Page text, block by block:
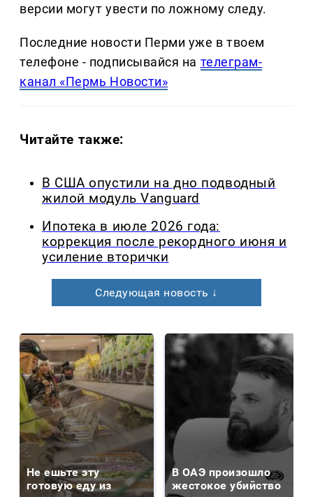
версии могут увести по ложному следу.
Последние новости Перми уже в твоем
телефоне - подписывайся на телеграм-
канал «Пермь Новости»
Читайте также:
В США опустили на дно подводный
жилой модуль Vanguard
Ипотека в июле 2026 года:
коррекция после рекордного июня и
усиление вторички
Следующая новость ↓
Не ешьте эту
готовую еду из
В ОАЭ произошло
жестокое убийство